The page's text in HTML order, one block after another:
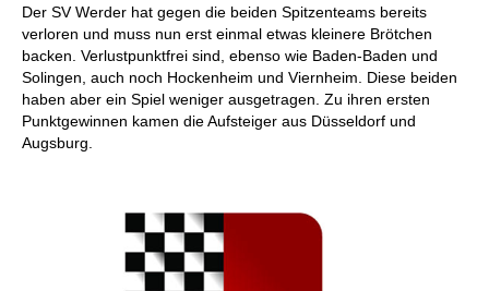
Der SV Werder hat gegen die beiden Spitzenteams bereits
verloren und muss nun erst einmal etwas kleinere Brötchen
backen. Verlustpunktfrei sind, ebenso wie Baden-Baden und
Solingen, auch noch Hockenheim und Viernheim. Diese beiden
haben aber ein Spiel weniger ausgetragen. Zu ihren ersten
Punktgewinnen kamen die Aufsteiger aus Düsseldorf und
Augsburg.